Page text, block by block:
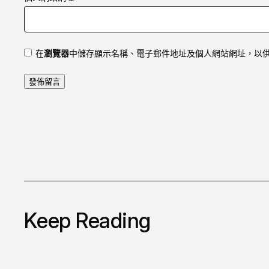
在瀏覽器中儲存顯示名稱、電子郵件地址及個人網站網址，以
Keep Reading